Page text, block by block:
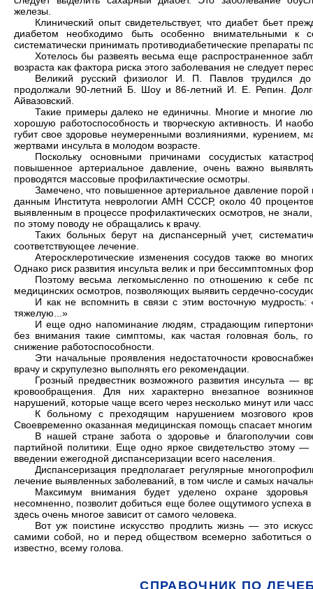
железы.
Клинический опыт свидетельствует, что диабет бьет
диабетом необходимо быть особенно внимательными к
систематически принимать противодиабетические препараты
Хотелось бы развеять весьма еще распространенное
возраста как фактора риска этого заболевания не следует
Великий русский физиолог И. П. Павлов трудился до
продолжали 90-летний Б. Шоу и 86-летний И. Е. Репин.
Айвазовский.
Такие примеры далеко не единичны. Многие и многие
хорошую работоспособность и творческую активность. И
губит свое здоровье неумеренными возлияниями, курением,
жертвами инсульта в молодом возрасте.
Поскольку основными причинами сосудистых
повышенное артериальное давление, очень важно
проводятся массовые профилактические осмотры.
Замечено, что повышенное артериальное давление
данным Института неврологии АМН СССР, около 40
выявленным в процессе профилактических осмотров, не
по этому поводу не обращались к врачу.
Таких больных берут на диспансерный учет,
соответствующее лечение.
Атеросклеротические изменения сосудов также во
Однако риск развития инсульта велик и при бессимптомных
Поэтому весьма легкомысленно по отношению к себе
медицинских осмотров, позволяющих выявить сердечно-
И как не вспомнить в связи с этим восточную
тяжелую...»
И еще одно напоминание людям, страдающим
без внимания такие симптомы, как частая головная боль,
снижение работоспособности.
Эти начальные проявления недостаточности
врачу и скрупулезно выполнять его рекомендации.
Грозный предвестник возможного развития инсульта —
кровообращения. Для них характерно внезапное
нарушений, которые чаще всего через несколько минут или
К больному с преходящим нарушением мозгового
Своевременно оказанная медицинская помощь спасает
В нашей стране забота о здоровье и благополучии
партийной политики. Еще одно яркое свидетельство
введении ежегодной диспансеризации всего населения.
Диспансеризация предполагает регулярные
лечение выявленных заболеваний, в том числе и самых
Максимум внимания будет уделено охране
несомненно, позволит добиться еще более ощутимого успеха
здесь очень многое зависит от самого человека.
Вот уж поистине искусство продлить жизнь — это
самими собой, но и перед обществом всемерно заботиться
известно, всему голова.
СПРАВОЧНИК ПО